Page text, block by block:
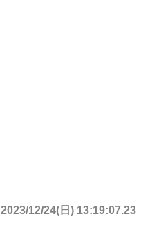
2023/12/24(日) 13:19:07.23